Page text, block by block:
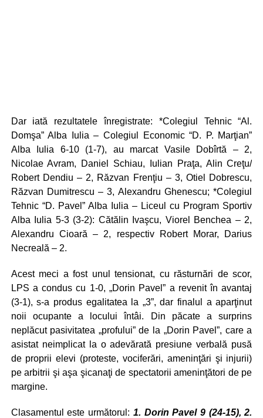
Dar iată rezultatele înregistrate: *Colegiul Tehnic “Al.
Domşa” Alba Iulia – Colegiul Economic “D. P. Marţian”
Alba Iulia 6-10 (1-7), au marcat Vasile Dobîrtă – 2,
Nicolae Avram, Daniel Schiau, Iulian Praţa, Alin Creţu/
Robert Dendiu – 2, Răzvan Frenţiu – 3, Otiel Dobrescu,
Răzvan Dumitrescu – 3, Alexandru Ghenescu; *Colegiul
Tehnic “D. Pavel” Alba Iulia – Liceul cu Program Sportiv
Alba Iulia 5-3 (3-2): Cătălin Ivaşcu, Viorel Benchea – 2,
Alexandru Cioară – 2, respectiv Robert Morar, Darius
Necreală – 2.
Acest meci a fost unul tensionat, cu răsturnări de scor,
LPS a condus cu 1-0, „Dorin Pavel” a revenit în avantaj
(3-1), s-a produs egalitatea la „3”, dar finalul a aparţinut
noii ocupante a locului întâi. Din păcate a surprins
neplăcut pasivitatea „profului” de la „Dorin Pavel”, care a
asistat neimplicat la o adevărată presiune verbală pusă
de proprii elevi (proteste, vociferări, ameninţări şi injurii)
pe arbitrii şi aşa şicanaţi de spectatorii ameninţători de pe
margine.
Clasamentul este următorul: 1. Dorin Pavel 9 (24-15),2.